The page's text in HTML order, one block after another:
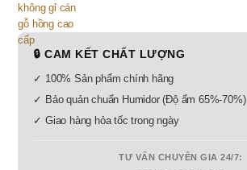
🔒 CAM KẾT CHẤT LƯỢNG
✓ 100% Sản phẩm chính hãng
✓ Bảo quản chuẩn Humidor (Độ ẩm 65%-70%)
✓ Giao hàng hỏa tốc trong ngày
TƯ VẤN CHUYÊN GIA 24/7: